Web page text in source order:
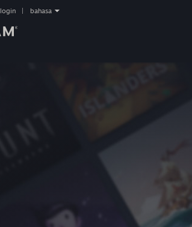
login bahasa